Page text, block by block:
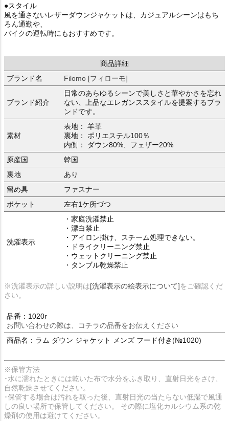
●スタイル
風を通さないレザーダウンジャケットは、カジュアルシーンはもち
ろん通勤や、
バイクの運転時にもおすすめです。
商品詳細
ブランド名
Filomo [フィローモ]
ブランド紹介
日常のあらゆるシーンで美しさと華やかさを忘れ
ない、上品なエレガンススタイルを提案するブラ
ンドです。
素材
表地： 羊革
裏地： ポリエステル100％
内側： ダウン80%、フェザー20%
原産国
韓国
裏地
あり
留め具
ファスナー
ポケット
左右1ケ所づつ
洗濯表示
・家庭洗濯禁止
・漂白禁止
・アイロン掛け、スチーム処理できない。
・ドライクリーニング禁止
・ウェットクリーニング禁止
・タンブル乾燥禁止
※洗濯表示の詳しい説明は[洗濯表示の絵表示について]をご確認くだ
さい。
品番：1020r
お問い合わせの際は、コチラの品番をお伝えください
商品名：ラム ダウン ジャケット メンズ フード付き(№1020)
※保管方法
･水に濡れたときには乾いた布で水分をふき取り、直射日光をさけ、
自然乾燥させてください。
･保管する場合は汚れを取った後、直射日光の当たらない低湿で風通
しの良い場所で保管してください。 その際に塩化カルシウム系の乾
燥剤の使用は避けてください。